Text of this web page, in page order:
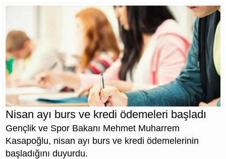
Nisan ayı burs ve kredi ödemeleri başladı
Gençlik ve Spor Bakanı Mehmet Muharrem
Kasapoğlu, nisan ayı burs ve kredi ödemelerinin
başladığını duyurdu.